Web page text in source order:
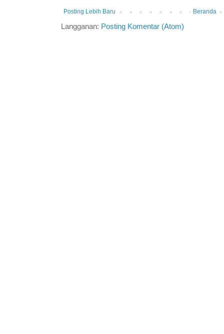
Posting Lebih Baru Beranda
Langganan: Posting Komentar (Atom)